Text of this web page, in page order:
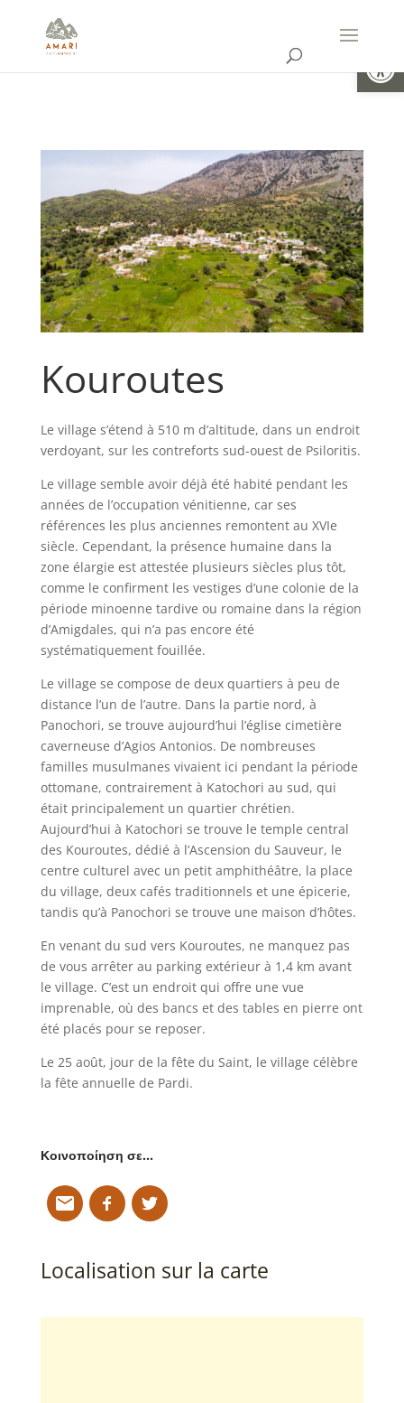
Kouroutes
Le village s’étend à 510 m d’altitude, dans un endroit
verdoyant, sur les contreforts sud-ouest de Psiloritis.
Le village semble avoir déjà été habité pendant les
années de l’occupation vénitienne, car ses
références les plus anciennes remontent au XVIe
siècle. Cependant, la présence humaine dans la
zone élargie est attestée plusieurs siècles plus tôt,
comme le confirment les vestiges d’une colonie de la
période minoenne tardive ou romaine dans la région
d’Amigdales, qui n’a pas encore été
systématiquement fouillée.
Le village se compose de deux quartiers à peu de
distance l’un de l’autre. Dans la partie nord, à
Panochori, se trouve aujourd’hui l’église cimetière
caverneuse d’Agios Antonios. De nombreuses
familles musulmanes vivaient ici pendant la période
ottomane, contrairement à Katochori au sud, qui
était principalement un quartier chrétien.
Aujourd’hui à Katochori se trouve le temple central
des Kouroutes, dédié à l’Ascension du Sauveur, le
centre culturel avec un petit amphithéâtre, la place
du village, deux cafés traditionnels et une épicerie,
tandis qu’à Panochori se trouve une maison d’hôtes.
En venant du sud vers Kouroutes, ne manquez pas
de vous arrêter au parking extérieur à 1,4 km avant
le village. C’est un endroit qui offre une vue
imprenable, où des bancs et des tables en pierre ont
été placés pour se reposer.
Le 25 août, jour de la fête du Saint, le village célèbre
la fête annuelle de Pardi.
Κοινοποίηση σε…
Localisation sur la carte